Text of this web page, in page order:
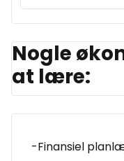
Nogle
at lære:
-Finansiel